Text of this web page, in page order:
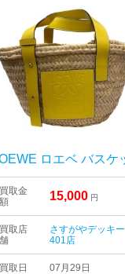
買取金
額
15,000 円
買取店
舗
さすがやデッキー
401店
買取日 07月29日